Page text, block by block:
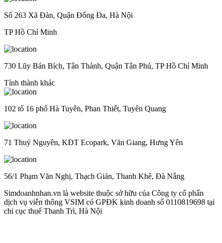
Số 263 Xã Đàn, Quận Đống Đa, Hà Nội
TP Hồ Chí Minh
730 Lũy Bán Bích, Tân Thành, Quận Tân Phú, TP Hồ Chí Minh
Tỉnh thành khác
102 tổ 16 phố Hà Tuyên, Phan Thiết, Tuyên Quang
71 Thuỷ Nguyên, KĐT Ecopark, Văn Giang, Hưng Yên
56/1 Phạm Văn Nghị, Thạch Gián, Thanh Khê, Đà Nẵng
Simdoanhnhan.vn là website thuộc sở hữu của Công ty cổ phẩn
dịch vụ viễn thông VSIM có GPĐK kinh doanh số 0110819698 tại
chi cục thuế Thanh Trì, Hà Nội